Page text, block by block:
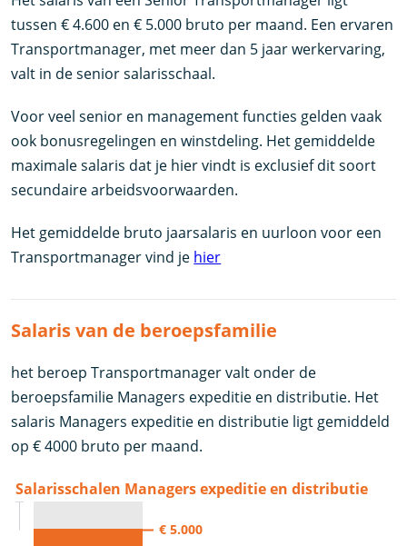
tussen € 4.600 en € 5.000 bruto per maand. Een ervaren
Transportmanager, met meer dan 5 jaar werkervaring,
valt in de senior salarisschaal.
Voor veel senior en management functies gelden vaak
ook bonusregelingen en winstdeling. Het gemiddelde
maximale salaris dat je hier vindt is exclusief dit soort
secundaire arbeidsvoorwaarden.
Het gemiddelde bruto jaarsalaris en uurloon voor een
Transportmanager vind je hier
Salaris van de beroepsfamilie
het beroep Transportmanager valt onder de
beroepsfamilie Managers expeditie en distributie. Het
salaris Managers expeditie en distributie ligt gemiddeld
op € 4000 bruto per maand.
Salarisschalen Managers expeditie en distributie
€ 5.000